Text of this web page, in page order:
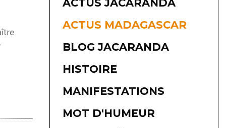
ACTUS JACARANDA
ACTUS MADAGASCAR
BLOG JACARANDA
HISTOIRE
MANIFESTATIONS
MOT D'HUMEUR